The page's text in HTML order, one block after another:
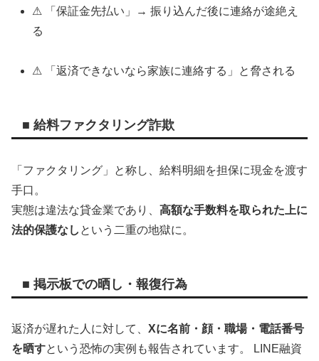
⚠ 「保証金先払い」→ 振り込んだ後に連絡が途絶え
る
⚠ 「返済できないなら家族に連絡する」と脅される
■ 給料ファクタリング詐欺
「ファクタリング」と称し、給料明細を担保に現金を渡す
手口。
実態は違法な貸金業であり、 高額な手数料を取られた上に
法的保護なし という二重の地獄に。
■ 掲示板での晒し・報復行為
返済が遅れた人に対して、 Xに名前・顔・職場・電話番号
を晒すという恐怖の実例も報告されています。 LINE融資